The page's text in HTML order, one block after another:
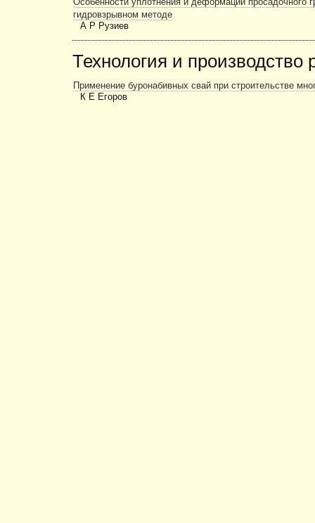
Особенности уплотнения и деформации просадочного
гидровзрывном методе
А Р Рузиев
Технология и производство
Применение буронабивных свай при строительстве
К Е Егоров